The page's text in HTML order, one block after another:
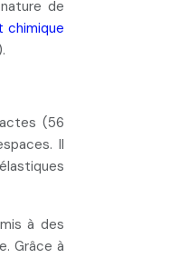
de
chimique
(56
Il
à des
. Grâce à